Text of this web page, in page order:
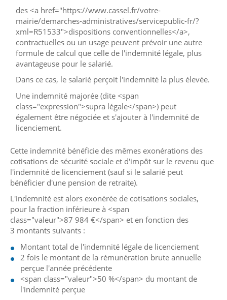
des <a href="https://www.cassel.fr/votre-
mairie/demarches-administratives/servicepublic-fr/?
xml=R51533">dispositions conventionnelles</a>,
contractuelles ou un usage peuvent prévoir une autre
formule de calcul que celle de l'indemnité légale, plus
avantageuse pour le salarié.
Dans ce cas, le salarié perçoit l'indemnité la plus élevée.
Une indemnité majorée (dite <span
class="expression">supra légale</span>) peut
également être négociée et s'ajouter à l'indemnité de
licenciement.
Cette indemnité bénéficie des mêmes exonérations des
cotisations de sécurité sociale et d'impôt sur le revenu que
l'indemnité de licenciement (sauf si le salarié peut
bénéficier d'une pension de retraite).
L'indemnité est alors exonérée de cotisations sociales,
pour la fraction inférieure à <span
class="valeur">87 984 €</span> et en fonction des
3 montants suivants :
Montant total de l'indemnité légale de licenciement
2 fois le montant de la rémunération brute annuelle
perçue l'année précédente
<span class="valeur">50 %</span> du montant de
l'indemnité perçue